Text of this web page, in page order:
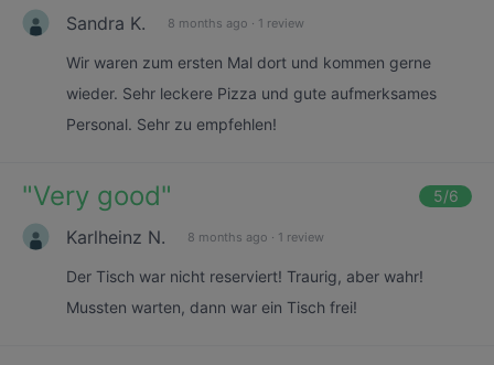
Sandra K. 8 months ago · 1 review
Wir waren zum ersten Mal dort und kommen gerne
wieder. Sehr leckere Pizza und gute aufmerksames
Personal. Sehr zu empfehlen!
"Very good" 5/6
Karlheinz N. 8 months ago · 1 review
Der Tisch war nicht reserviert! Traurig, aber wahr!
Mussten warten, dann war ein Tisch frei!